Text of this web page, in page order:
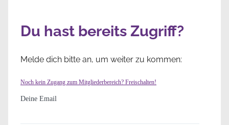
Du hast bereits Zugriff?
Melde dich bitte an, um weiter zu kommen:
Noch kein Zugang zum Mitgliederbereich? Freischalten!
Deine Email